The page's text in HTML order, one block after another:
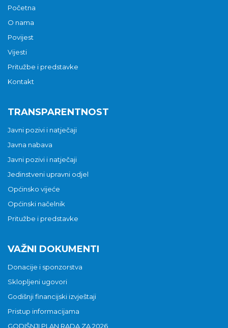
Početna
O nama
Povijest
Vijesti
Pritužbe i predstavke
Kontakt
TRANSPARENTNOST
Javni pozivi i natječaji
Javna nabava
Javni pozivi i natječaji
Jedinstveni upravni odjel
Općinsko vijeće
Općinski načelnik
Pritužbe i predstavke
VAŽNI DOKUMENTI
Donacije i sponzorstva
Sklopljeni ugovori
Godišnji financijski izvještaji
Pristup informacijama
GODIŠNJI PLAN RADA ZA 2026